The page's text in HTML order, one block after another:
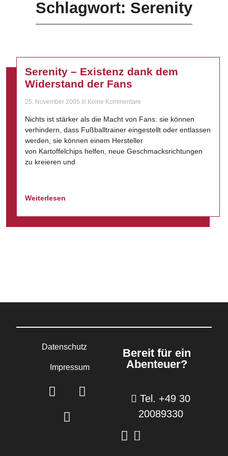
Schlagwort: Serenity
Serenity – Existenz dank dem
Widerstand der Fans
25. November 2005 Keine Kommentare
Nichts ist stärker als die Macht von Fans: sie können
verhindern, dass Fußballtrainer eingestellt oder entlassen
werden, sie können einem Hersteller
von Kartoffelchips helfen, neue Geschmacksrichtungen
zu kreieren und
Weiterlesen
Datenschutz
Impressum
Bereit für ein
Abenteuer?
Tel. +49 30
20089330